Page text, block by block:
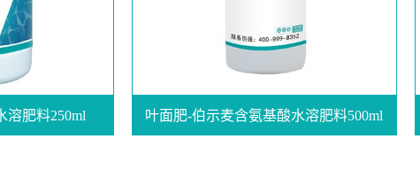
溶肥料250ml 叶面肥-伯示麦含氨基酸水溶肥料500ml